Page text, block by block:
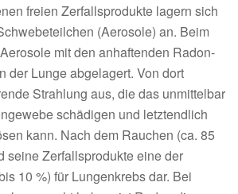
freien Zerfallsprodukte lagern sich
(Aerosole) an. Beim
mit den anhaftenden Radon-
der Lunge abgelagert. Von dort
Strahlung aus, die das unmittelbar
schädigen und letztendlich
kann. Nach dem Rauchen (ca. 85
seine Zerfallsprodukte eine der
10 %) für Lungenkrebs dar. Bei